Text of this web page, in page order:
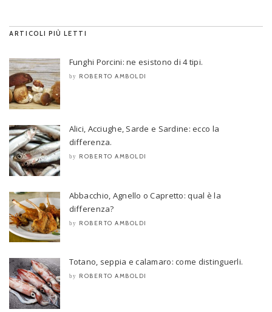
ARTICOLI PIÙ LETTI
Funghi Porcini: ne esistono di 4 tipi.
by ROBERTO AMBOLDI
Alici, Acciughe, Sarde e Sardine: ecco la
differenza.
by ROBERTO AMBOLDI
Abbacchio, Agnello o Capretto: qual è la
differenza?
by ROBERTO AMBOLDI
Totano, seppia e calamaro: come distinguerli.
by ROBERTO AMBOLDI